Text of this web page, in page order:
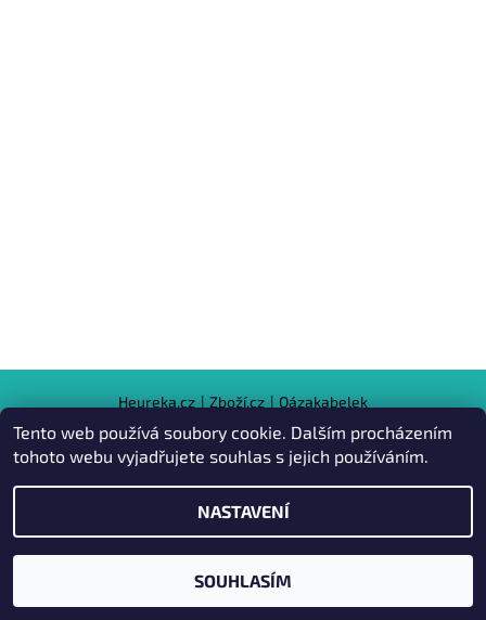
Heureka.cz | Zboží.cz | Oázakabelek
2026 © Kabelky pro Vás, všechna práva vyhrazena
Vytvořil Shoptet
Tento web používá soubory cookie. Dalším procházením
tohoto webu vyjadřujete souhlas s jejich používáním.
NASTAVENÍ
SOUHLASÍM